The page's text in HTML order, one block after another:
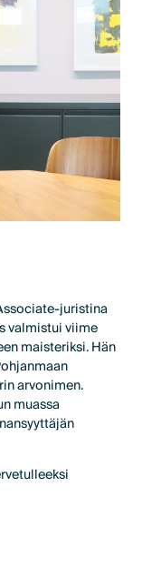
juristina
valmistui viime
maisteriksi. Hän
arvonimen.
muassa